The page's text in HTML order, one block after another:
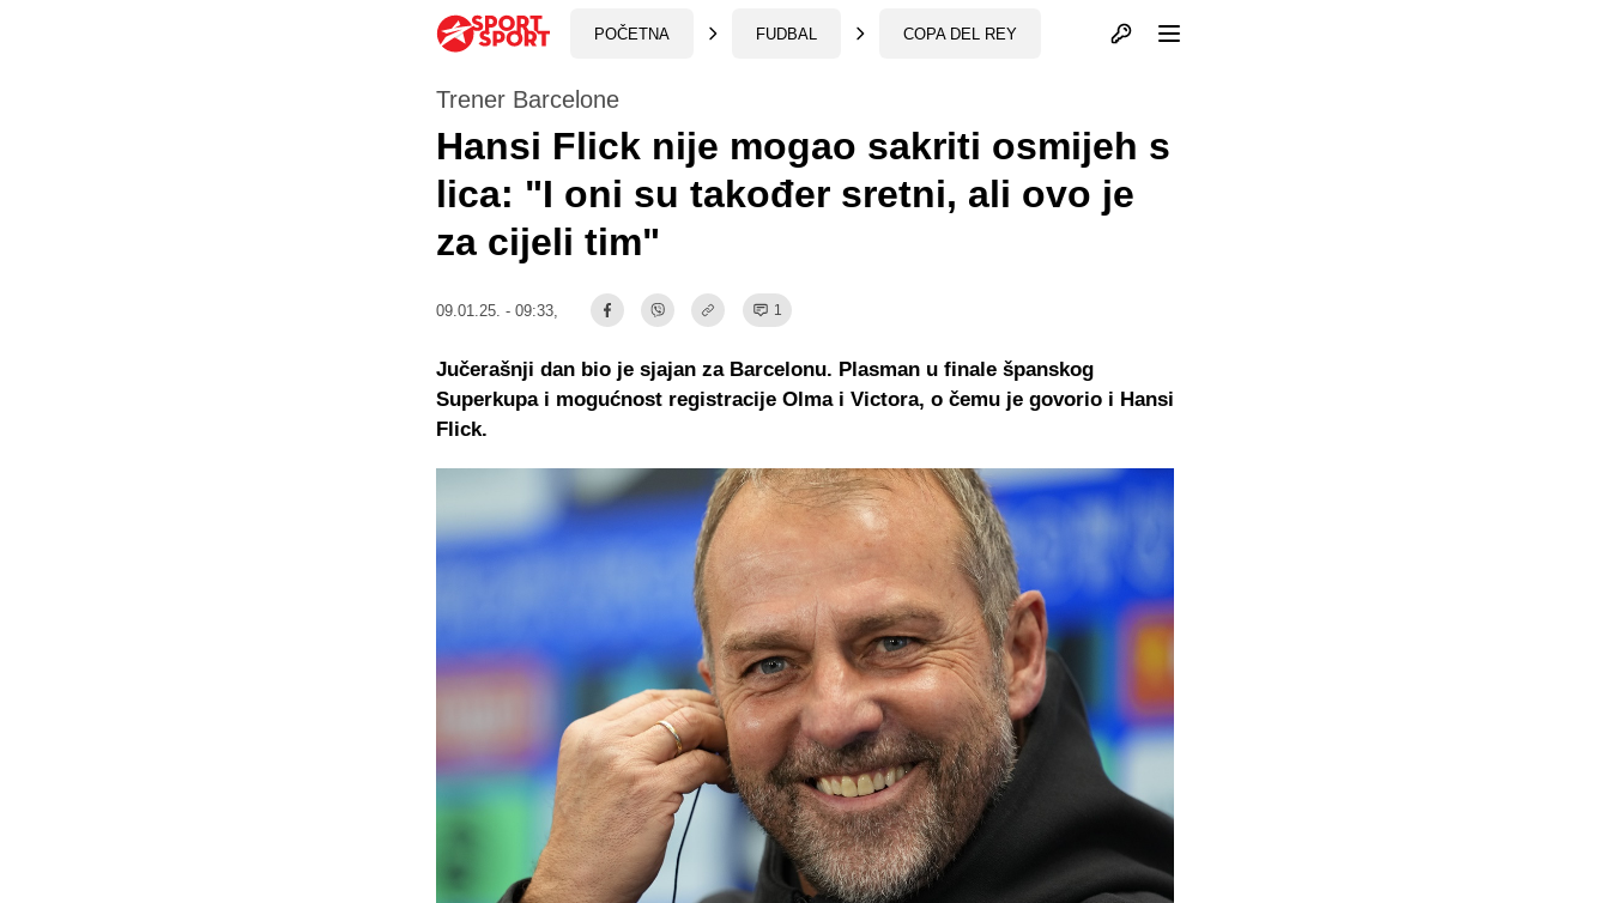
POČETNA FUDBAL COPA DEL REY Otvori profil
Trener Barcelone
Hansi Flick nije mogao sakriti osmijeh s
lica: "I oni su također sretni, ali ovo je
za cijeli tim"
09.01.25. - 09:33, 1
Jučerašnji dan bio je sjajan za Barcelonu. Plasman u finale španskog
Superkupa i mogućnost registracije Olma i Victora, o čemu je govorio i Hansi
Flick.